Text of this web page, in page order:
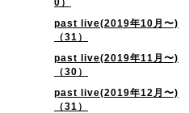
0）
past live(2019年10月〜)
（31）
past live(2019年11月〜)
（30）
past live(2019年12月〜)
（31）